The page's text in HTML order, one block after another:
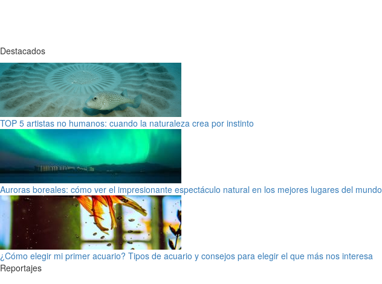
Destacados
TOP 5 artistas no humanos: cuando la naturaleza crea por instinto
Auroras boreales: cómo ver el impresionante espectáculo natural en los mejores lugares del mundo
¿Cómo elegir mi primer acuario? Tipos de acuario y consejos para elegir el que más nos interesa
Reportajes